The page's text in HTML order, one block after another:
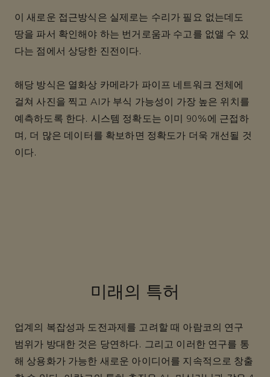
이 새로운 접근방식은 실제로는 수리가 필요 없는데도
땅을 파서 확인해야 하는 번거로움과 수고를 없앨 수 있
다는 점에서 상당한 진전이다.
해당 방식은 열화상 카메라가 파이프 네트워크 전체에
걸쳐 사진을 찍고 AI가 부식 가능성이 가장 높은 위치를
예측하도록 한다. 시스템 정확도는 이미 90%에 근접하
며, 더 많은 데이터를 확보하면 정확도가 더욱 개선될 것
이다.
미래의 특허
업계의 복잡성과 도전과제를 고려할 때 아람코의 연구
범위가 방대한 것은 당연하다. 그리고 이러한 연구를 통
해 상용화가 가능한 새로운 아이디어를 지속적으로 창출